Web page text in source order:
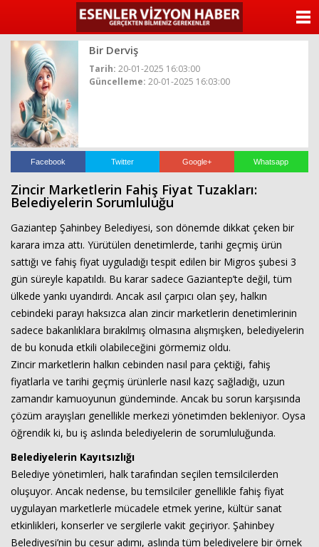
Bir Derviş
Tarih: 20-01-2025 16:03:00
Güncelleme: 20-01-2025 16:03:00
Facebook Twitter Google+ Whatsapp
Zincir Marketlerin Fahiş Fiyat Tuzakları:
Belediyelerin Sorumluluğu
Gaziantep Şahinbey Belediyesi, son dönemde dikkat çeken bir
karara imza attı. Yürütülen denetimlerde, tarihi geçmiş ürün
sattığı ve fahiş fiyat uyguladığı tespit edilen bir Migros şubesi 3
gün süreyle kapatıldı. Bu karar sadece Gaziantep’te değil, tüm
ülkede yankı uyandırdı. Ancak asıl çarpıcı olan şey, halkın
cebindeki parayı haksızca alan zincir marketlerin denetimlerinin
sadece bakanlıklara bırakılmış olmasına alışmışken, belediyelerin
de bu konuda etkili olabileceğini görmemiz oldu.
Zincir marketlerin halkın cebinden nasıl para çektiği, fahiş
fiyatlarla ve tarihi geçmiş ürünlerle nasıl kazç sağladığı, uzun
zamandır kamuoyunun gündeminde. Ancak bu sorun karşısında
çözüm arayışları genellikle merkezi yönetimden bekleniyor. Oysa
öğrendik ki, bu iş aslında belediyelerin de sorumluluğunda.
Belediyelerin Kayıtsızlığı
Belediye yönetimleri, halk tarafından seçilen temsilcilerden
oluşuyor. Ancak nedense, bu temsilciler genellikle fahiş fiyat
uygulayan marketlerle mücadele etmek yerine, kültür sanat
etkinlikleri, konserler ve sergilerle vakit geçiriyor. Şahinbey
Belediyesi’nin bu cesur adımı, aslında tüm belediyelere bir örnek
ANASAYFA
YAZARLAR
VİDEO GALERİ
KÜNYE
İLETİŞİM